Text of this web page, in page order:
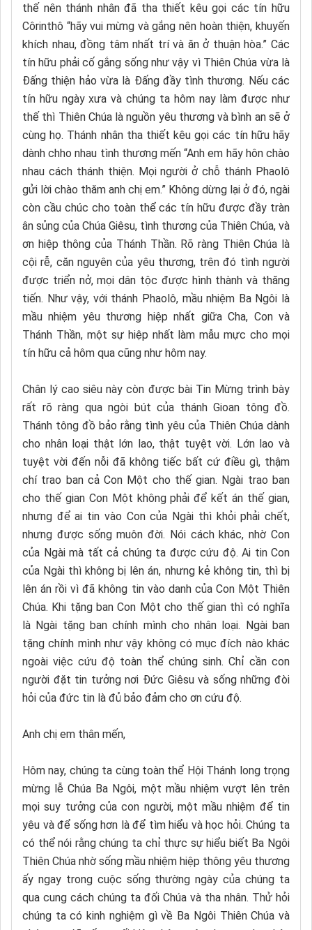
thế nên thánh nhân đã tha thiết kêu gọi các tín hữu
Côrinthô “hãy vui mừng và gắng nên hoàn thiện, khuyến
khích nhau, đồng tâm nhất trí và ăn ở thuận hòa.” Các
tín hữu phải cố gắng sống như vậy vì Thiên Chúa vừa là
Đấng thiện hảo vừa là Đấng đầy tình thương. Nếu các
tín hữu ngày xưa và chúng ta hôm nay làm được như
thế thì Thiên Chúa là nguồn yêu thương và bình an sẽ ở
cùng họ. Thánh nhân tha thiết kêu gọi các tín hữu hãy
dành chho nhau tình thương mến “Anh em hãy hôn chào
nhau cách thánh thiện. Mọi người ở chỗ thánh Phaolô
gửi lời chào thăm anh chị em.” Không dừng lại ở đó, ngài
còn cầu chúc cho toàn thể các tín hữu được đầy tràn
ân sủng của Chúa Giêsu, tình thương của Thiên Chúa, và
ơn hiệp thông của Thánh Thần. Rõ ràng Thiên Chúa là
cội rễ, căn nguyên của yêu thương, trên đó tình người
được triển nở, mọi dân tộc được hình thành và thăng
tiến. Như vậy, với thánh Phaolô, mầu nhiệm Ba Ngôi là
mầu nhiệm yêu thương hiệp nhất giữa Cha, Con và
Thánh Thần, một sự hiệp nhất làm mẫu mực cho mọi
tín hữu cả hôm qua cũng như hôm nay.
Chân lý cao siêu này còn được bài Tin Mừng trình bày
rất rõ ràng qua ngòi bút của thánh Gioan tông đồ.
Thánh tông đồ bảo rằng tình yêu của Thiên Chúa dành
cho nhân loại thật lớn lao, thật tuyệt vời. Lớn lao và
tuyệt vời đến nỗi đã không tiếc bất cứ điều gì, thậm
chí trao ban cả Con Một cho thế gian. Ngài trao ban
cho thế gian Con Một không phải để kết án thế gian,
nhưng để ai tin vào Con của Ngài thì khỏi phải chết,
nhưng được sống muôn đời. Nói cách khác, nhờ Con
của Ngài mà tất cả chúng ta được cứu độ. Ai tin Con
của Ngài thì không bị lên án, nhưng kẻ không tin, thì bị
lên án rồi vì đã không tin vào danh của Con Một Thiên
Chúa. Khi tặng ban Con Một cho thế gian thì có nghĩa
là Ngài tặng ban chính mình cho nhân loại. Ngài ban
tặng chính mình như vậy không có mục đích nào khác
ngoài việc cứu độ toàn thể chúng sinh. Chỉ cần con
người đặt tin tưởng nơi Đức Giêsu và sống những đòi
hỏi của đức tin là đủ bảo đảm cho ơn cứu độ.
Anh chị em thân mến,
Hôm nay, chúng ta cùng toàn thể Hội Thánh long trọng
mừng lễ Chúa Ba Ngôi, một mầu nhiệm vượt lên trên
mọi suy tưởng của con người, một mầu nhiệm để tin
yêu và để sống hơn là để tìm hiểu và học hỏi. Chúng ta
có thể nói rằng chúng ta chỉ thực sự hiểu biết Ba Ngôi
Thiên Chúa nhờ sống mầu nhiệm hiệp thông yêu thương
ấy ngay trong cuộc sống thường ngày của chúng ta
qua cung cách chúng ta đối Chúa và tha nhân. Thử hỏi
chúng ta có kinh nghiệm gì về Ba Ngôi Thiên Chúa và